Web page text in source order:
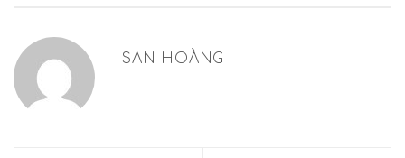
SAN HOÀNG